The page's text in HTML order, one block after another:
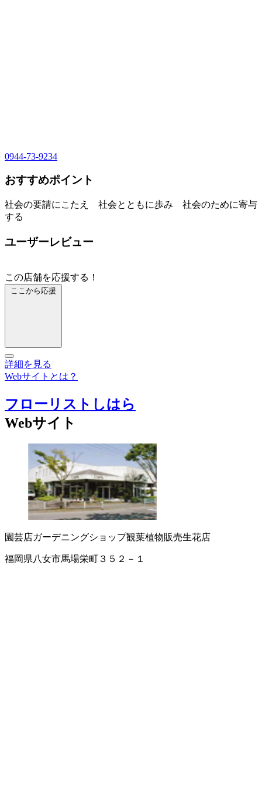
0944-73-9234
おすすめポイント
社会の要請にこたえ 社会とともに歩み 社会のために寄与
する
ユーザーレビュー
この店舗を応援する！
ここから応援
詳細を見る
Webサイトとは？
フローリストしはら
Webサイト
園芸店ガーデニングショップ観葉植物販売生花店
福岡県八女市馬場栄町３５２－１